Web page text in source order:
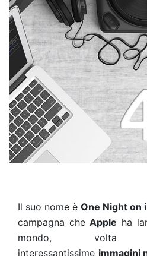
Il suo nome è One Night on
campagna cheApple ha
mondo, volta
interessantissime immagini